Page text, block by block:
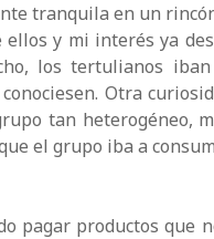
tranquila en un
ellos y mi interés ya
los tertulianos iban
Otra
tan heterogéneo,
el grupo iba a
pagar productos que